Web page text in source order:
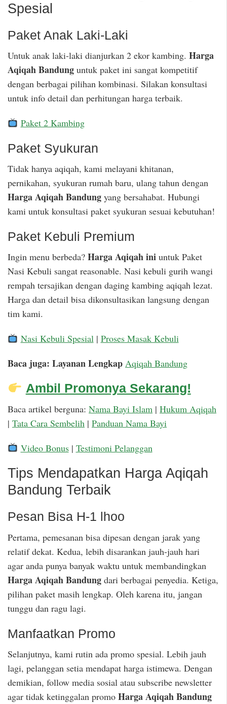
Spesial
Paket Anak Laki-Laki
Untuk anak laki-laki dianjurkan 2 ekor kambing. Harga
Aqiqah Bandung untuk paket ini sangat kompetitif
dengan berbagai pilihan kombinasi. Silakan konsultasi
untuk info detail dan perhitungan harga terbaik.
Paket 2 Kambing
Paket Syukuran
Tidak hanya aqiqah, kami melayani khitanan,
pernikahan, syukuran rumah baru, ulang tahun dengan
Harga Aqiqah Bandung yang bersahabat. Hubungi
kami untuk konsultasi paket syukuran sesuai kebutuhan!
Paket Kebuli Premium
Ingin menu berbeda? Harga Aqiqah ini untuk Paket
Nasi Kebuli sangat reasonable. Nasi kebuli gurih wangi
rempah tersajikan dengan daging kambing aqiqah lezat.
Harga dan detail bisa dikonsultasikan langsung dengan
tim kami.
Nasi Kebuli Spesial| Proses Masak Kebuli
Baca juga: Layanan Lengkap Aqiqah Bandung
Ambil Promonya Sekarang!
Baca artikel berguna: Nama Bayi Islam | Hukum Aqiqah
| Tata Cara Sembelih | Panduan Nama Bayi
Video Bonus| Testimoni Pelanggan
Tips Mendapatkan Harga Aqiqah
Bandung Terbaik
Pesan Bisa H-1 lhoo
Pertama, pemesanan bisa dipesan dengan jarak yang
relatif dekat. Kedua, lebih disarankan jauh-jauh hari
agar anda punya banyak waktu untuk membandingkan
Harga Aqiqah Bandung dari berbagai penyedia. Ketiga,
pilihan paket masih lengkap. Oleh karena itu, jangan
tunggu dan ragu lagi.
Manfaatkan Promo
Selanjutnya, kami rutin ada promo spesial. Lebih jauh
lagi, pelanggan setia mendapat harga istimewa. Dengan
demikian, follow media sosial atau subscribe newsletter
agar tidak ketinggalan promo Harga Aqiqah Bandung